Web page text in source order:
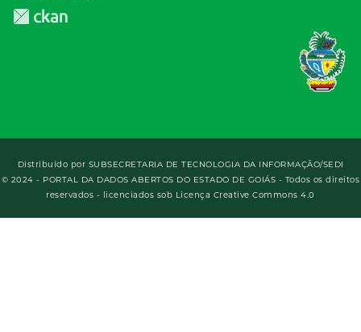
Distribuído por SUBSECRETARIA DE TECNOLOGIA DA INFORMAÇÃO/SEDI
© 2024 - PORTAL DA DADOS ABERTOS DO ESTADO DE GOIÁS - Todos os direitos
reservados - licenciados sob Licença Creative Commons 4.0